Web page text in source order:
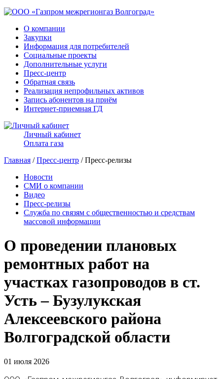
О компании
Закупки
Информация для потребителей
Социальные проекты
Дополнительные услуги
Пресс-центр
Обратная связь
Реализация непрофильных активов
Запись абонентов на приём
Интернет-приемная ГД
Личный кабинет
Оплата газа
Главная /Пресс-центр / Пресс-релизы
Новости
СМИ о компании
Видео
Пресс-релизы
Служба по связям с общественностью и средствам
массовой информации
О проведении плановых
ремонтных работ на
участках газопроводов в ст.
Усть – Бузулукская
Алексеевского района
Волгоградской области
01 июля 2026